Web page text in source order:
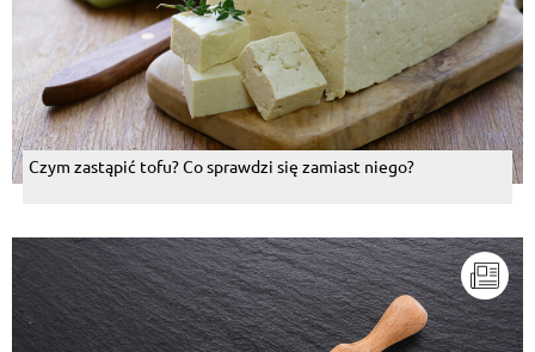
Czym zastąpić tofu? Co sprawdzi się zamiast niego?